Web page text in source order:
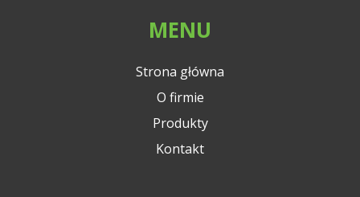
MENU
Strona główna
O firmie
Produkty
Kontakt